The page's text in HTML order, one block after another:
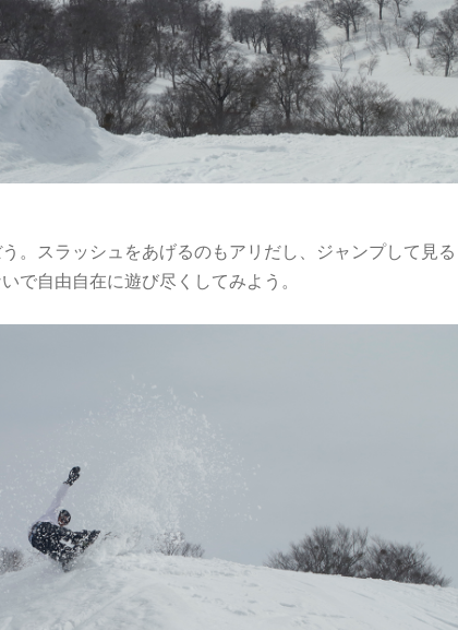
。スラッシュをあげるのもアリだし、ジャンプして見る
で自由自在に遊び尽くしてみよう。